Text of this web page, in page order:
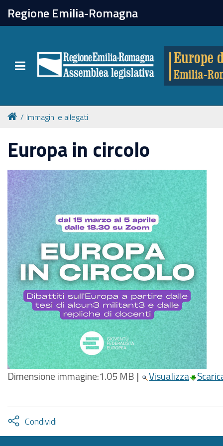
Regione Emilia-Romagna
Toggle navigation
chiudi
Attività
Formazione
Eventi
Tutte le notizie
Newsletter
Immagini e allegati
Europa in circolo
Dimensione immagine:1.05 MB | Visualizza
Condividi
facebook
twitter
Attiva
condividi